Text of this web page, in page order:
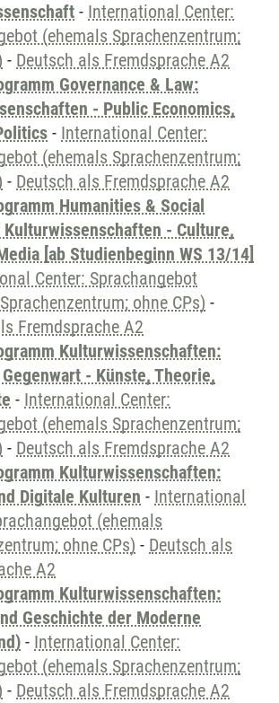
- International Center:
(ehemals Sprachenzentrum;
- Deutsch als Fremdsprache A2
Governance & Law:
- Public Economics,
- International Center:
(ehemals Sprachenzentrum;
- Deutsch als Fremdsprache A2
Humanities & Social
Kulturwissenschaften - Culture,
[ab Studienbeginn WS 13/14]
Center: Sprachangebot
ohne CPs) -
Fremdsprache A2
Kulturwissenschaften:
- Künste, Theorie,
- International Center:
(ehemals Sprachenzentrum;
- Deutsch als Fremdsprache A2
Kulturwissenschaften:
Digitale Kulturen - International
(ehemals
ohne CPs) - Deutsch als
A2
Kulturwissenschaften:
Geschichte der Moderne
- International Center:
(ehemals Sprachenzentrum;
- Deutsch als Fremdsprache A2